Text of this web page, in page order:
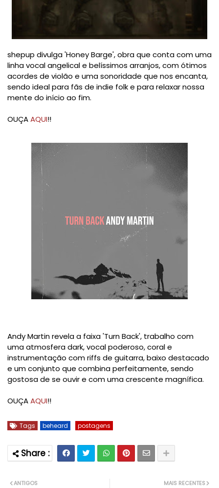
shepup divulga 'Honey Barge', obra que conta com uma
linha vocal angelical e belíssimos arranjos, com ótimos
acordes de violão e uma sonoridade que nos encanta,
sendo ideal para fãs de indie folk e para relaxar nossa
mente do início ao fim.
OUÇAAQUI!!
Andy Martin revela a faixa 'Turn Back', trabalho com
uma atmosfera dark, vocal poderoso, coral e
instrumentação com riffs de guitarra, baixo destacado
e um conjunto que combina perfeitamente, sendo
gostosa de se ouvir e com uma crescente magnífica.
OUÇAAQUI!!
Tags beheard postagens
MAIS RECENTES
ANTIGOS